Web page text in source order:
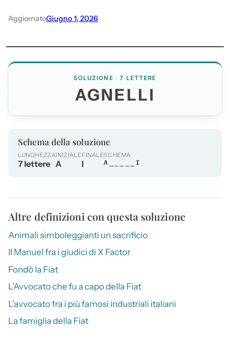
AggiornatoGiugno 1, 2026
SOLUZIONE · 7 LETTERE
AGNELLI
Schema della soluzione
LUNGHEZZA
7 lettere
INIZIALE
A
FINALE
I
SCHEMA
A_____I
Altre definizioni con questa soluzione
Animali simboleggianti un sacrificio
Il Manuel fra i giudici di X Factor
Fondò la Fiat
L’Avvocato che fu a capo della Fiat
L’avvocato fra i più famosi industriali italiani
La famiglia della Fiat